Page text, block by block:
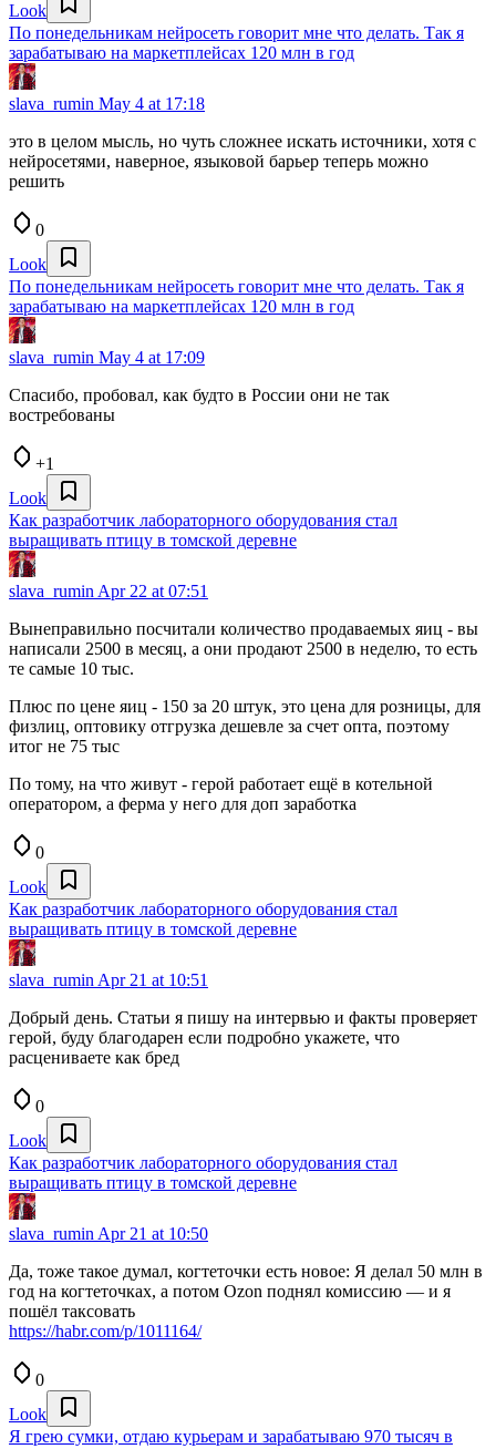
Look
По понедельникам нейросеть говорит мне что делать. Так я
зарабатываю на маркетплейсах 120 млн в год
slava_rumin May 4 at 17:18
это в целом мысль, но чуть сложнее искать источники, хотя с
нейросетями, наверное, языковой барьер теперь можно
решить
0
Look
По понедельникам нейросеть говорит мне что делать. Так я
зарабатываю на маркетплейсах 120 млн в год
slava_rumin May 4 at 17:09
Спасибо, пробовал, как будто в России они не так
востребованы
+1
Look
Как разработчик лабораторного оборудования стал
выращивать птицу в томской деревне
slava_rumin Apr 22 at 07:51
Вынеправильно посчитали количество продаваемых яиц - вы
написали 2500 в месяц, а они продают 2500 в неделю, то есть
те самые 10 тыс.
Плюс по цене яиц - 150 за 20 штук, это цена для розницы, для
физлиц, оптовику отгрузка дешевле за счет опта, поэтому
итог не 75 тыс
По тому, на что живут - герой работает ещё в котельной
оператором, а ферма у него для доп заработка
0
Look
Как разработчик лабораторного оборудования стал
выращивать птицу в томской деревне
slava_rumin Apr 21 at 10:51
Добрый день. Статьи я пишу на интервью и факты проверяет
герой, буду благодарен если подробно укажете, что
расцениваете как бред
0
Look
Как разработчик лабораторного оборудования стал
выращивать птицу в томской деревне
slava_rumin Apr 21 at 10:50
Да, тоже такое думал, когтеточки есть новое: Я делал 50 млн в
год на когтеточках, а потом Ozon поднял комиссию — и я
пошёл таксовать
https://habr.com/p/1011164/
0
Look
Я грею сумки, отдаю курьерам и зарабатываю 970 тысяч в